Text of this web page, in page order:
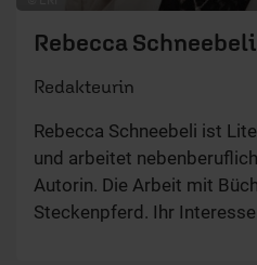
Rebecca Schneebeli
Redakteurin
Rebecca Schneebeli ist
und arbeitet
Autorin. Die Arbeit mit
Steckenpferd. Ihr